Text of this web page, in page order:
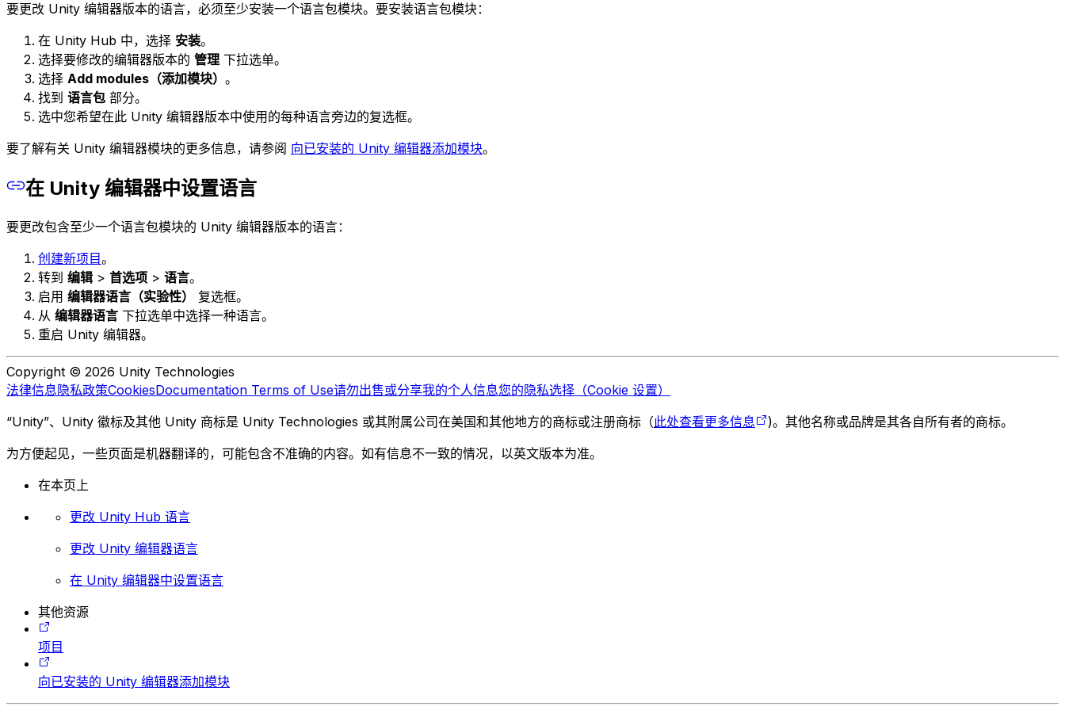
要更改 Unity 编辑器版本的语言，必须至少安装一个语言包模块。要安装语言包模块：
在 Unity Hub 中，选择 安装。
选择要修改的编辑器版本的 管理 下拉选单。
选择 Add modules（添加模块） 。
找到 语言包 部分。
选中您希望在此 Unity 编辑器版本中使用的每种语言旁边的复选框。
要了解有关 Unity 编辑器模块的更多信息，请参阅 向已安装的 Unity 编辑器添加模块。
在 Unity 编辑器中设置语言
要更改包含至少一个语言包模块的 Unity 编辑器版本的语言：
创建新项目。
转到 编辑 > 首选项 > 语言。
启用 编辑器语言（实验性）
复选框。
从 编辑器语言 下拉选单中选择一种语言。
重启 Unity 编辑器。
Copyright © 2026 Unity Technologies
法律信息隐私政策CookiesDocumentation Terms of Use请勿出售或分享我的个人信息您的隐私选择（Cookie 设置）
“Unity”、Unity 徽标及其他 Unity 商标是 Unity Technologies 或其附属公司在美国和其他地方的商标或注册商标（此处查看更多信息
)。其他名称或品牌是其各自所有者的商标。
为方便起见，一些页面是机器翻译的，可能包含不准确的内容。如有信息不一致的情况，以英文版本为准。
在本页上
更改 Unity Hub 语言
更改 Unity 编辑器语言
在 Unity 编辑器中设置语言
其他资源
项目
向已安装的 Unity 编辑器添加模块